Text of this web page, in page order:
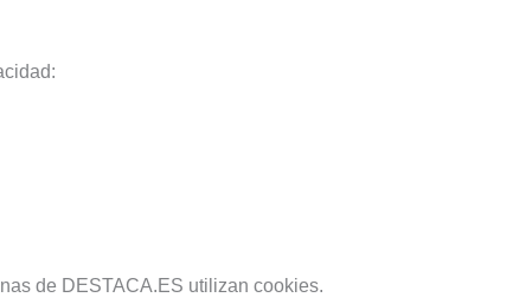
de DESTACA.ES utilizan cookies.